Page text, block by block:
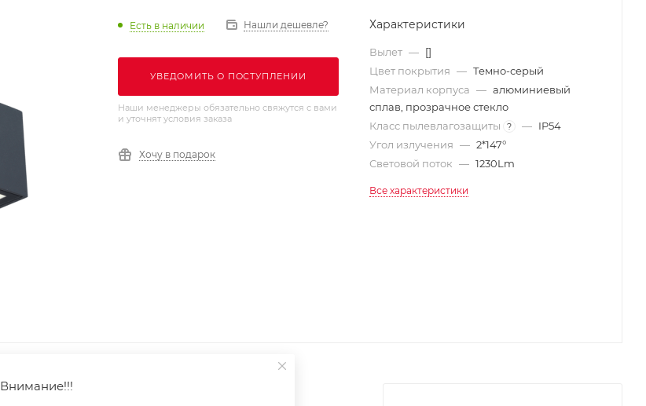
Есть в наличии Нашли дешевле?
УВЕДОМИТЬ О ПОСТУПЛЕНИИ
Наши менеджеры обязательно свяжутся с вами
и уточнят условия заказа
Хочу в подарок
Характеристики
Вылет — []
Цвет покрытия — Темно-серый
Материал корпуса — алюминиевый
сплав, прозрачное стекло
Класс пылевлагозащиты
? — IP54
Угол излучения — 2*147°
Световой поток — 1230Lm
Все характеристики
Внимание!!!